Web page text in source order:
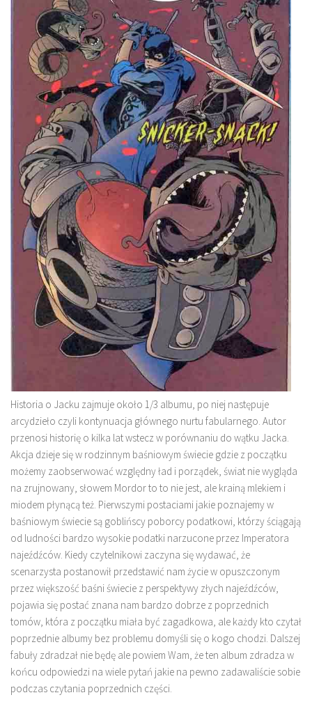
Historia o Jacku zajmuje około 1/3 albumu, po niej następuje
arcydzieło czyli kontynuacja głównego nurtu fabularnego. Autor
przenosi historię o kilka lat wstecz w porównaniu do wątku Jacka.
Akcja dzieje się w rodzinnym baśniowym świecie gdzie z początku
możemy zaobserwować względny ład i porządek, świat nie wygląda
na zrujnowany, słowem Mordor to to nie jest, ale krainą mlekiem i
miodem płynącą też. Pierwszymi postaciami jakie poznajemy w
baśniowym świecie są goblińscy poborcy podatkowi, którzy ściągają
od ludności bardzo wysokie podatki narzucone przez Imperatora
najeźdźców. Kiedy czytelnikowi zaczyna się wydawać, że
scenarzysta postanowił przedstawić nam życie w opuszczonym
przez większość baśni świecie z perspektywy złych najeźdźców,
pojawia się postać znana nam bardzo dobrze z poprzednich
tomów, która z początku miała być zagadkowa, ale każdy kto czytał
poprzednie albumy bez problemu domyśli się o kogo chodzi. Dalszej
fabuły zdradzał nie będę ale powiem Wam, że ten album zdradza w
końcu odpowiedzi na wiele pytań jakie na pewno zadawaliście sobie
podczas czytania poprzednich części.